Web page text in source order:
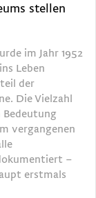
stellen
im Jahr 1952
Leben
der
Die Vielzahl
Bedeutung
vergangenen
–
erstmals